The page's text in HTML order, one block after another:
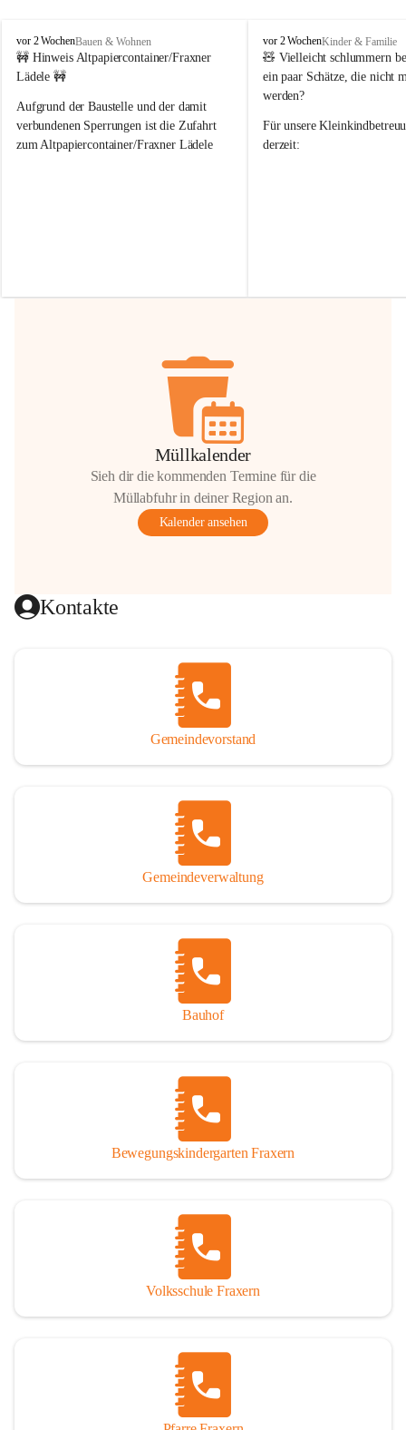
F
r
a
e
r
n
vor 2 WochenBauen & Wohnen
🚧 Hinweis Altpapiercontainer/Fraxner
Lädele 🚧
Aufgrund der Baustelle und der damit
verbundenen Sperrungen ist die Zufahrt
zum Altpapiercontainer/Fraxner Lädele
Hilfsbereitschaft!
F
r
a
x
r
n
vor 2 WochenKinder & Familie
🧸 Vielleicht schlummern
ein paar Schätze, die nicht
werden?
Für unsere
derzeit:
Müllkalender
Sieh dir die kommenden Termine für die
Müllabfuhr in deiner Region an.
Kalender ansehen
Kontakte
Gemeindevorstand
Gemeindeverwaltung
Bauhof
Bewegungskindergarten Fraxern
Volksschule Fraxern